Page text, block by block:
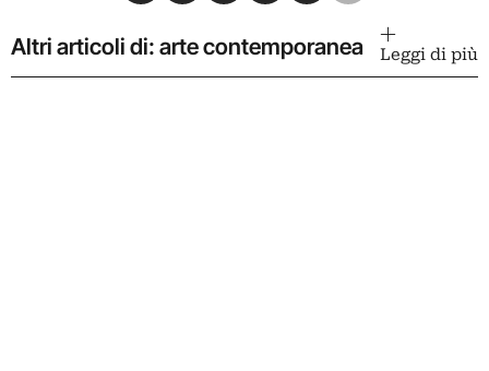
Altri articoli di: arte contemporanea Leggi di più